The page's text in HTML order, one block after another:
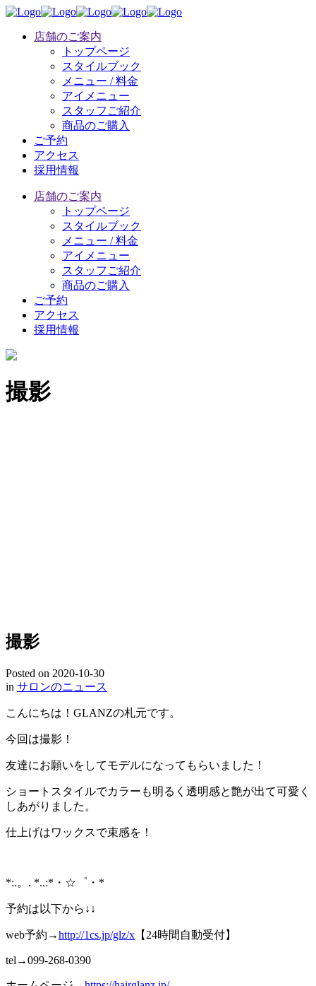
店舗のご案内
トップページ
スタイルブック
メニュー / 料金
アイメニュー
スタッフご紹介
商品のご購入
ご予約
アクセス
採用情報
店舗のご案内
トップページ
スタイルブック
メニュー / 料金
アイメニュー
スタッフご紹介
商品のご購入
ご予約
アクセス
採用情報
撮影
撮影
Posted on 2020-10-30
in サロンのニュース
こんにちは！GLANZの札元です。
今回は撮影！
友達にお願いをしてモデルになってもらいました！
ショートスタイルでカラーも明るく透明感と艶が出て可愛く
しあがりました。
仕上げはワックスで束感を！
*:.。. *..:*・☆゜・*
予約は以下から↓↓
web予約→http://1cs.jp/glz/x 【24時間自動受付】
tel→099-268-0390